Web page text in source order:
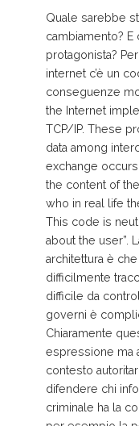
Quale sarebbe
cambiamento?
protagonista?
internet c’è un
conseguenze
the Internet
TCP/IP. These
data among
exchange
the content of
who in real life
This code is
about the user”.
architettura è
difficilmente
difficile da
governi è
Chiaramente
espressione ma
contesto
difendere chi
criminale ha la